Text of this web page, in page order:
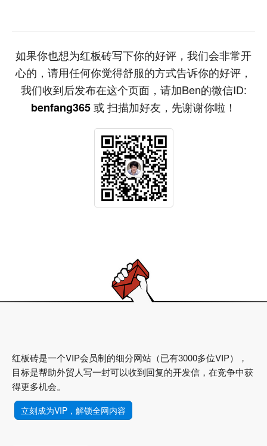
如果你也想为红板砖写下你的好评，我们会非常开
心的，请用任何你觉得舒服的方式告诉你的好评，
我们收到后发布在这个页面，请加Ben的微信ID:
benfang365或 扫描加好友，先谢谢你啦！
红板砖是一个VIP会员制的细分网站（已有3000多位VIP），
目标是帮助外贸人写一封可以收到回复的开发信，在竞争中获
得更多机会。
立刻成为VIP，解锁全网内容